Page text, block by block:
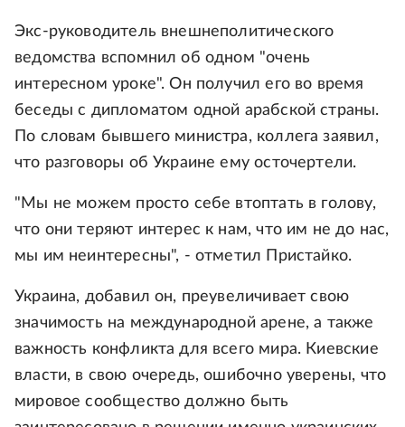
Экс-руководитель внешнеполитического
ведомства вспомнил об одном "очень
интересном уроке". Он получил его во время
беседы с дипломатом одной арабской страны.
По словам бывшего министра, коллега заявил,
что разговоры об Украине ему осточертели.
"Мы не можем просто себе втоптать в голову,
что они теряют интерес к нам, что им не до нас,
мы им неинтересны", - отметил Пристайко.
Украина, добавил он, преувеличивает свою
значимость на международной арене, а также
важность конфликта для всего мира. Киевские
власти, в свою очередь, ошибочно уверены, что
мировое сообщество должно быть